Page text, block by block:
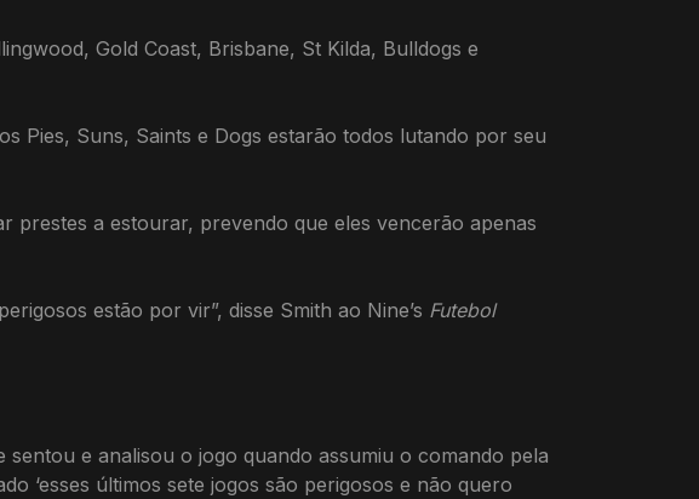
Gold Coast, Brisbane, St Kilda, Bulldogs e
Pies, Suns, Saints e Dogs estarão todos lutando por seu
prestes a estourar, prevendo que eles vencerão apenas
estão por vir”, disse Smith ao Nine’s Futebol
e analisou o jogo quando assumiu o comando pela
‘esses últimos sete jogos são perigosos e não quero